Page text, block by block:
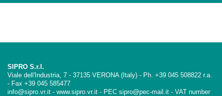
SIPRO S.r.l.
Viale dell'Industria, 7 - 37135 VERONA (Italy) - Ph. +39 045 508822 r.a.
- Fax +39 045 585477
info@sipro.vr.it - www.sipro.vr.it - PEC sipro@pec-mail.it - VAT number